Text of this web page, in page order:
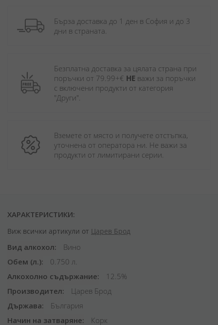
Бърза доставка до 1 ден в София и до 3
дни в страната.
Безплатна доставка за цялата страна при
поръчки от 79.99+€ НЕ важи за поръчки
с включени продукти от категория
"Други".
Вземете от място и получете отстъпка,
уточнена от оператора ни. Не важи за
продукти от лимитирани серии.
ХАРАКТЕРИСТИКИ:
Виж всички артикули от Царев Брод
Вид алкохол
Вино
Обем (л.)
0.750 л.
Алкохолно съдържание
12.5%
Производител
Царев Брод
Държава
България
Начин на затваряне
Корк